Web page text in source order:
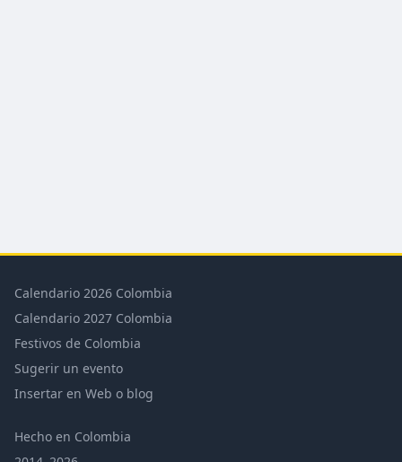
Calendario 2026 Colombia
Calendario 2027 Colombia
Festivos de Colombia
Sugerir un evento
Insertar en Web o blog
Hecho en Colombia